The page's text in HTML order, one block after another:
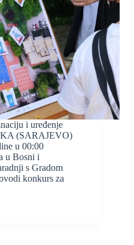
i uređenje
(SARAJEVO)
u 00:00
u Bosni i
s Gradom
konkurs za